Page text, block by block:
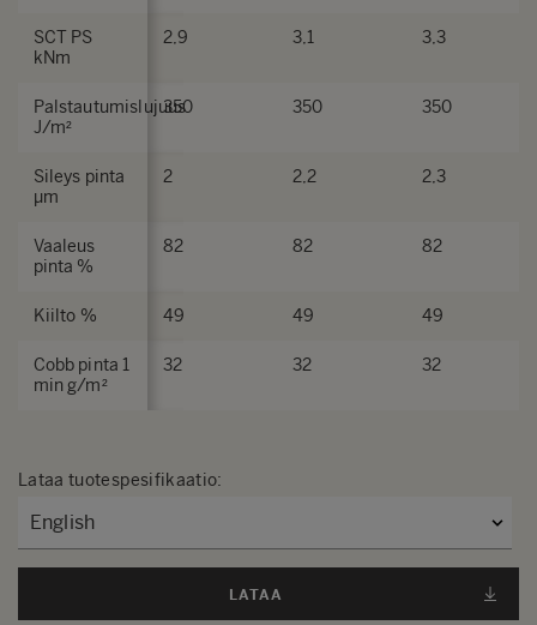
SCT PS
kNm
2,9 3,1 3,3
Palstautumislujuus
J/m²
350 350 350
Sileys pinta
µm
2 2,2 2,3
Vaaleus
pinta %
82 82 82
Kiilto % 49 49 49
Cobb pinta 1
min g/m²
32 32 32
Lataa tuotespesifikaatio:
LATAA